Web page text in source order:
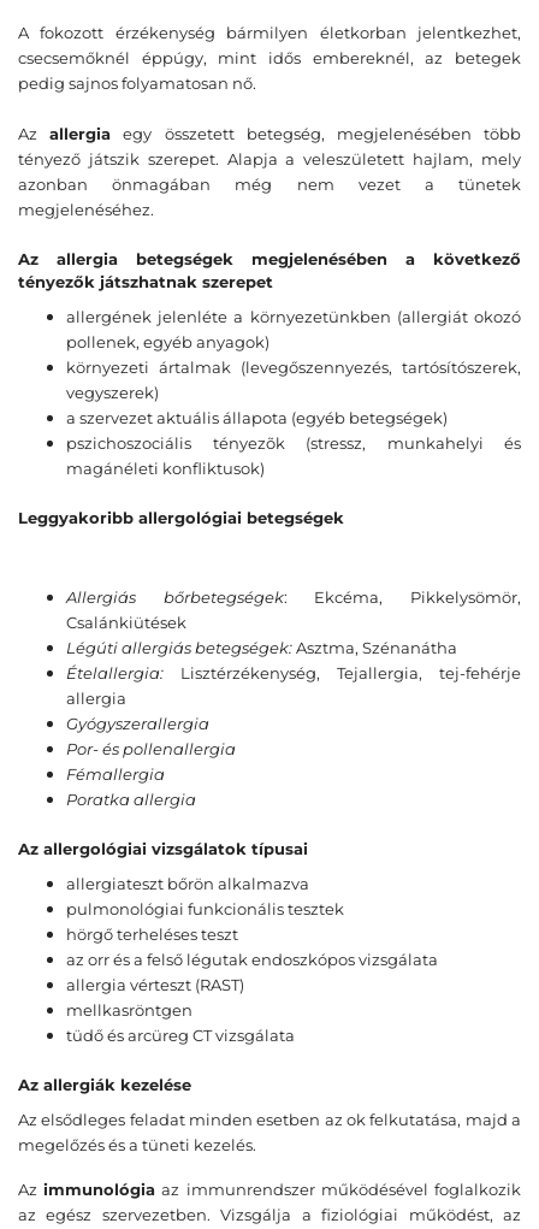
A fokozott érzékenység bármilyen életkorban jelentkezhet,
csecsemőknél éppúgy, mint idős embereknél, az betegek
pedig sajnos folyamatosan nő.
Azallergia egy összetett betegség, megjelenésében több
tényező játszik szerepet. Alapja a veleszületett hajlam, mely
azonban önmagában még nem vezet a tünetek
megjelenéséhez.
Az allergia betegségek megjelenésében a következő
tényezők játszhatnak szerepet
allergének jelenléte a környezetünkben (allergiát okozó
pollenek, egyéb anyagok)
környezeti ártalmak (levegőszennyezés, tartósítószerek,
vegyszerek)
a szervezet aktuális állapota (egyéb betegségek)
pszichoszociális tényezõk (stressz, munkahelyi és
magánéleti konfliktusok)
Leggyakoribb allergológiai betegségek
Allergiás bőrbetegségek: Ekcéma, Pikkelysömör,
Csalánkiütések
Légúti allergiás betegségek:Asztma, Szénanátha
Ételallergia: Lisztérzékenység, Tejallergia, tej-fehérje
allergia
Gyógyszerallergia
Por- és pollenallergia
Fémallergia
Poratka allergia
Az allergológiai vizsgálatok típusai
allergiateszt bőrön alkalmazva
pulmonológiai funkcionális tesztek
hörgő terheléses teszt
az orr és a felső légutak endoszkópos vizsgálata
allergia vérteszt (RAST)
mellkasröntgen
tüdő és arcüreg CT vizsgálata
Az allergiák kezelése
Az elsődleges feladat minden esetben az ok felkutatása, majd a
megelőzés és a tüneti kezelés.
Azimmunológia az immunrendszer működésével foglalkozik
az egész szervezetben. Vizsgálja a fiziológiai működést, az